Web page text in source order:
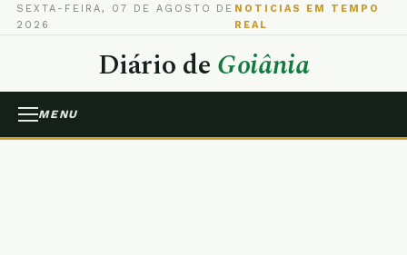
SEXTA-FEIRA, 07 DE AGOSTO DE
2026
NOTICIAS EM TEMPO
REAL
Diário deGoiânia
MENU